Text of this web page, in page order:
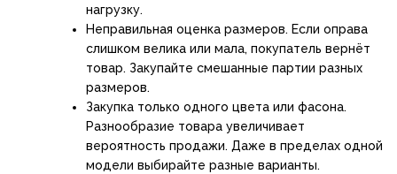
нагрузку.
Неправильная оценка размеров. Если оправа
слишком велика или мала, покупатель вернёт
товар. Закупайте смешанные партии разных
размеров.
Закупка только одного цвета или фасона.
Разнообразие товара увеличивает
вероятность продажи. Даже в пределах одной
модели выбирайте разные варианты.